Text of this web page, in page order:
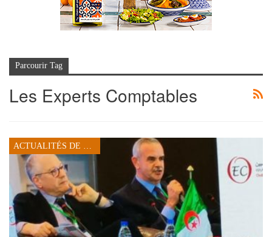
Parcourir Tag
Les Experts Comptables
ACTUALITÉS DE SFAX